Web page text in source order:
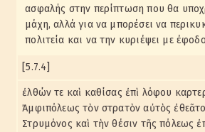
ασφαλής στην περίπτωση που θα
μάχη, αλλά για να μπορέσει να
πολιτεία και να την κυριέψει με
[5.7.4]
ἐλθών τε καὶ καθίσας ἐπὶ λόφου
Ἀμφιπόλεως τὸν στρατὸν αὐτὸς
Στρυμόνος καὶ τὴν θέσιν τῆς πόλεως